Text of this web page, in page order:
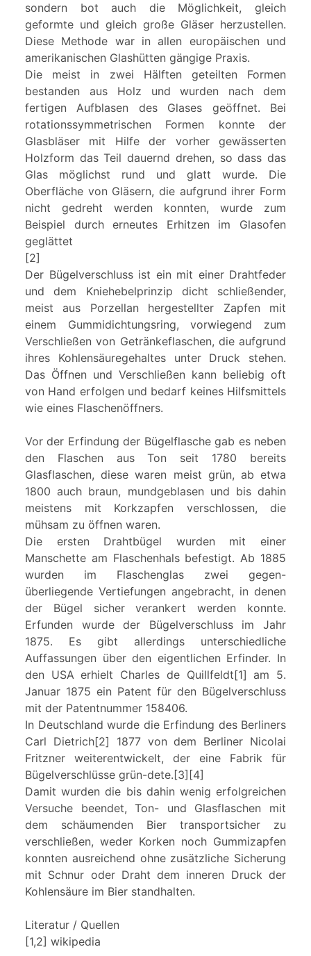
sondern bot auch die Möglichkeit, gleich
geformte und gleich große Gläser herzustellen.
Diese Methode war in allen europäischen und
amerikanischen Glashütten gängige Praxis.
Die meist in zwei Hälften geteilten Formen
bestanden aus Holz und wurden nach dem
fertigen Aufblasen des Glases geöffnet. Bei
rotationssymmetrischen Formen konnte der
Glasbläser mit Hilfe der vorher gewässerten
Holzform das Teil dauernd drehen, so dass das
Glas möglichst rund und glatt wurde. Die
Oberfläche von Gläsern, die aufgrund ihrer Form
nicht gedreht werden konnten, wurde zum
Beispiel durch erneutes Erhitzen im Glasofen
geglättet
[2]
Der Bügelverschluss ist ein mit einer Drahtfeder
und dem Kniehebelprinzip dicht schließender,
meist aus Porzellan hergestellter Zapfen mit
einem Gummidichtungsring, vorwiegend zum
Verschließen von Getränkeflaschen, die aufgrund
ihres Kohlensäuregehaltes unter Druck stehen.
Das Öffnen und Verschließen kann beliebig oft
von Hand erfolgen und bedarf keines Hilfsmittels
wie eines Flaschenöffners.
Vor der Erfindung der Bügelflasche gab es neben
den Flaschen aus Ton seit 1780 bereits
Glasflaschen, diese waren meist grün, ab etwa
1800 auch braun, mundgeblasen und bis dahin
meistens mit Korkzapfen verschlossen, die
mühsam zu öffnen waren.
Die ersten Drahtbügel wurden mit einer
Manschette am Flaschenhals befestigt. Ab 1885
wurden im Flaschenglas zwei gegen-
überliegende Vertiefungen angebracht, in denen
der Bügel sicher verankert werden konnte.
Erfunden wurde der Bügelverschluss im Jahr
1875. Es gibt allerdings unterschiedliche
Auffassungen über den eigentlichen Erfinder. In
den USA erhielt Charles de Quillfeldt[1] am 5.
Januar 1875 ein Patent für den Bügelverschluss
mit der Patentnummer 158406.
In Deutschland wurde die Erfindung des Berliners
Carl Dietrich[2] 1877 von dem Berliner Nicolai
Fritzner weiterentwickelt, der eine Fabrik für
Bügelverschlüsse grün-dete.[3][4]
Damit wurden die bis dahin wenig erfolgreichen
Versuche beendet, Ton- und Glasflaschen mit
dem schäumenden Bier transportsicher zu
verschließen, weder Korken noch Gummizapfen
konnten ausreichend ohne zusätzliche Sicherung
mit Schnur oder Draht dem inneren Druck der
Kohlensäure im Bier standhalten.
Literatur / Quellen
[1,2] wikipedia